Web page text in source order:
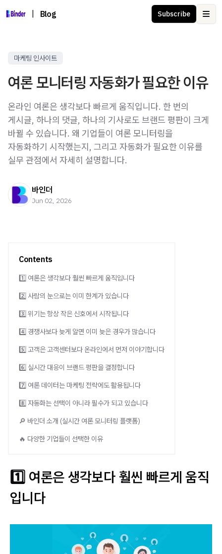
Blog Subscribe
마케팅 인사이트
여론 모니터링 자동화가 필요한 이유
온라인 여론은 생각보다 빠르게 움직입니다. 한 번의
게시글, 하나의 댓글, 하나의 기사로도 브랜드 평판이 크게
바뀔 수 있습니다. 왜 기업들이 여론 모니터링을
자동화하기 시작했는지, 그리고 자동화가 필요한 이유를
실무 관점에서 자세히 설명합니다.
바인더
Jun 02, 2026
Contents
1️⃣ 여론은 생각보다 훨씬 빠르게 움직입니다
2️⃣ 사람의 눈으로는 이미 한계가 있습니다
3️⃣ 위기는 항상 작은 신호에서 시작됩니다
4️⃣ 경쟁사보다 늦게 알면 이미 늦은 경우가 많습니다
5️⃣ 고객은 고객센터보다 온라인에서 먼저 이야기합니다
6️⃣ 실시간 대응이 브랜드 평판을 결정합니다
7️⃣ 여론 데이터는 마케팅 전략에도 활용됩니다
8️⃣ 자동화는 선택이 아니라 필수가 되고 있습니다
🔎 바인더 소개 (실시간 여론 모니터링 플랫폼)
🔥 다양한 기업들이 선택한 이유
1️⃣ 여론은 생각보다 훨씬 빠르게 움직
입니다